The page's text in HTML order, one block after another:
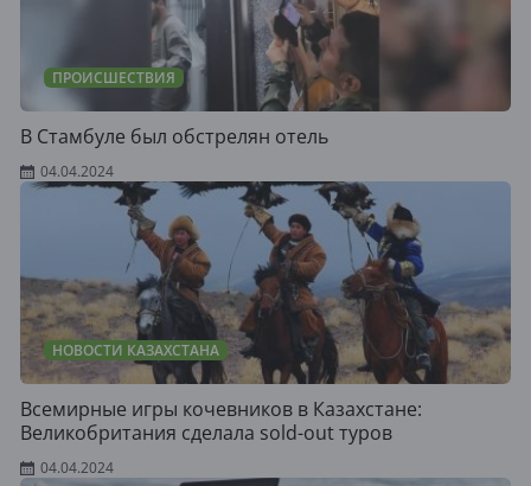
ПРОИСШЕСТВИЯ
В Стамбуле был обстрелян отель
04.04.2024
НОВОСТИ КАЗАХСТАНА
Всемирные игры кочевников в Казахстане:
Великобритания сделала sold-out туров
04.04.2024